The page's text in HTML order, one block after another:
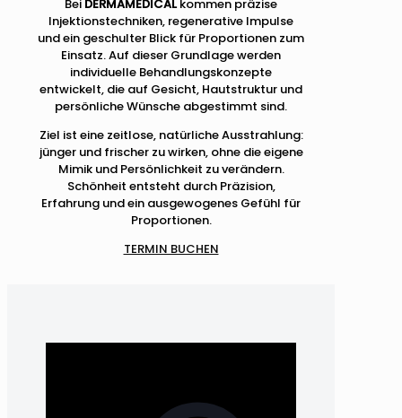
Bei DERMAMEDICALkommen präzise
Injektionstechniken, regenerative Impulse
und ein geschulter Blick für Proportionen zum
Einsatz. Auf dieser Grundlage werden
individuelle Behandlungskonzepte
entwickelt, die auf Gesicht, Hautstruktur und
persönliche Wünsche abgestimmt sind.
Ziel ist eine zeitlose, natürliche Ausstrahlung:
jünger und frischer zu wirken, ohne die eigene
Mimik und Persönlichkeit zu verändern.
Schönheit entsteht durch Präzision,
Erfahrung und ein ausgewogenes Gefühl für
Proportionen.
TERMIN BUCHEN